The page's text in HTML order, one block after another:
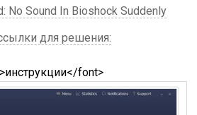
No Sound In Bioshock Suddenly
для решения:
font>